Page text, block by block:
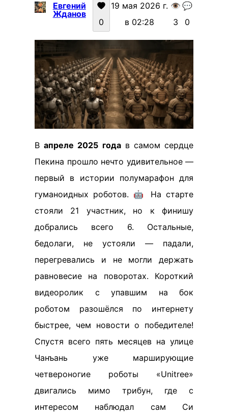
Евгений
Жданов
0
19 мая 2026 г.
в 02:28
👁️
3
💬
0
Вапреле 2025 годав самом сердце
Пекина прошло нечто удивительное —
первый в истории полумарафон для
гуманоидных роботов. 🤖 На старте
стояли 21 участник, но к финишу
добрались всего 6. Остальные,
бедолаги, не устояли — падали,
перегревались и не могли держать
равновесие на поворотах. Короткий
видеоролик с упавшим на бок
роботом разошёлся по интернету
быстрее, чем новости о победителе!
Спустя всего пять месяцев на улице
Чанъань уже марширующие
четвероногие роботы «Unitree»
двигались мимо трибун, где с
интересом наблюдал сам Си